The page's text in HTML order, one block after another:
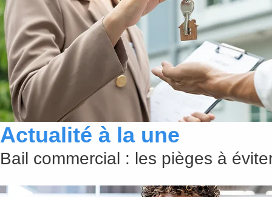
Actualité à la une
Bail commercial : les pièges à